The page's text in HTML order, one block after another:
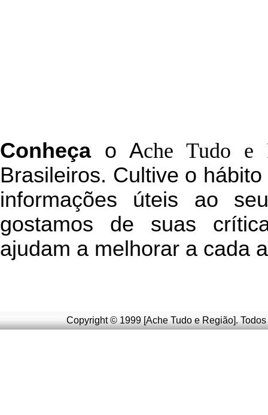
Conheçao Ache Tudo e
Brasileiros. Cultive o
informações úteis ao
gostamos de suas
ajudam a melhorar a cada
Copyright © 1999 [Ache Tudo e Região].